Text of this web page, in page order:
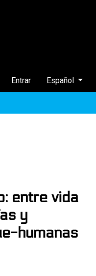
Entrar Cambiar el
Español
entre vida
y
humanas